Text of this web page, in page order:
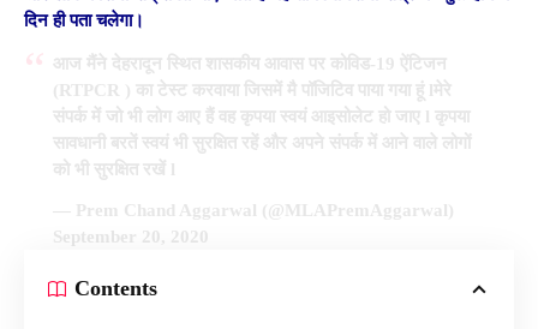
दिन ही पता चलेगा।
आज मैंने देहरादून स्थित शासकीय आवास पर कोविड-19 ऐंटिजन
(RTPCR ) का टेस्ट करवाया जिसमें मै पॉजिटिव पाया गया हूं lमेरे
संपर्क में जो भी लोग आए हैं वह कृपया स्वयं आइसोलेट हो जाए l कृपया
सावधानी बरतें स्वयं भी सुरक्षित रहें और अपने संपर्क में आने वाले लोगों
को भी सुरक्षित रखें l
— Prem Chand Aggarwal (@MLAPremAggarwal)
September 20, 2020
Contents